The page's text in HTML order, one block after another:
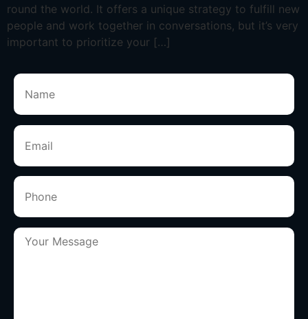
round the world. It offers a unique strategy to fulfill new
people and work together in conversations, but it’s very
important to prioritize your […]